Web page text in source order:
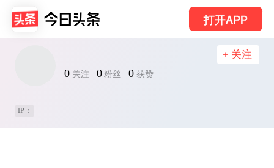
打开APP
0 关注 0 粉丝 0 获赞
+ 关注
IP：